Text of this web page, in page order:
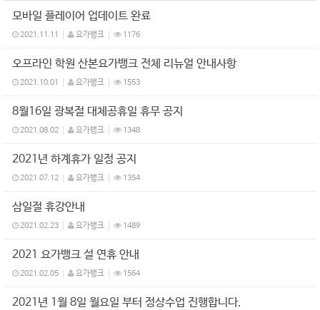
모바일 플레이어 업데이트 완료
2021.11.11 요가뱅크 1176
오프라인 학원 산본요가뱅크 전체 리뉴얼 안내사항
2021.10.01 요가뱅크 1553
8월16일 광복절 대체공휴일 휴무 공지
2021.08.02 요가뱅크 1348
2021년 하계휴가 일정 공지
2021.07.12 요가뱅크 1354
삼일절 휴강안내
2021.02.23 요가뱅크 1489
2021 요가뱅크 설 연휴 안내
2021.02.05 요가뱅크 1564
2021년 1월 8일 월요일 부터 정상수업 진행합니다.